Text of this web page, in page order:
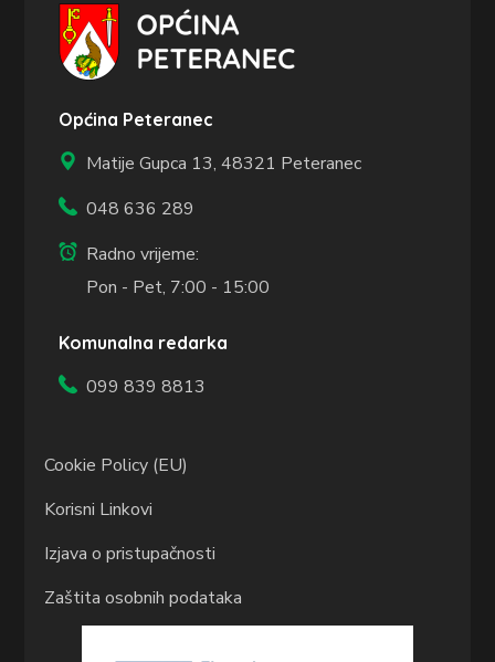
Općina Peteranec
Matije Gupca 13,48321 Peteranec
048 636 289
Radno vrijeme:
Pon - Pet, 7:00 - 15:00
Komunalna redarka
099 839 8813
Cookie Policy (EU)
Korisni Linkovi
Izjava o pristupačnosti
Zaštita osobnih podataka